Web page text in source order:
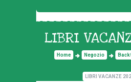
LIBRI
Home Negozio Back
LIBRI VACANZE